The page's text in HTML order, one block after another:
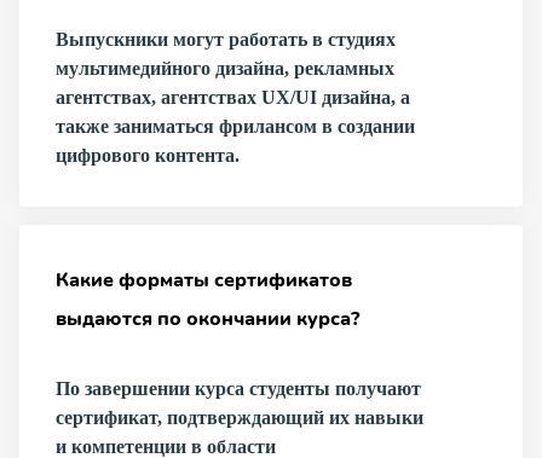
Выпускники могут работать в студиях
мультимедийного дизайна, рекламных
агентствах, агентствах UX/UI дизайна, а
также заниматься фрилансом в создании
цифрового контента.
Какие форматы сертификатов
выдаются по окончании курса?
По завершении курса студенты получают
сертификат, подтверждающий их навыки
и компетенции в области